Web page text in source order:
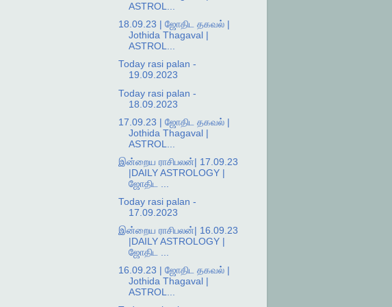
ASTROL...
18.09.23 | ஜோதிட தகவல் |
Jothida Thagaval |
ASTROL...
Today rasi palan -
19.09.2023
Today rasi palan -
18.09.2023
17.09.23 | ஜோதிட தகவல் |
Jothida Thagaval |
ASTROL...
இன்றைய ராசிபலன்| 17.09.23
|DAILY ASTROLOGY |
ஜோதிட ...
Today rasi palan -
17.09.2023
இன்றைய ராசிபலன்| 16.09.23
|DAILY ASTROLOGY |
ஜோதிட ...
16.09.23 | ஜோதிட தகவல் |
Jothida Thagaval |
ASTROL...